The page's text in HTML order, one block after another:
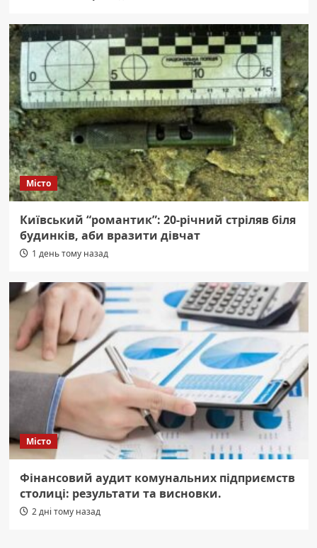
Місто
Київський “романтик”: 20-річний стріляв біля
будинків, аби вразити дівчат
1 день тому назад
Місто
Фінансовий аудит комунальних підприємств
столиці: результати та висновки.
2 дні тому назад